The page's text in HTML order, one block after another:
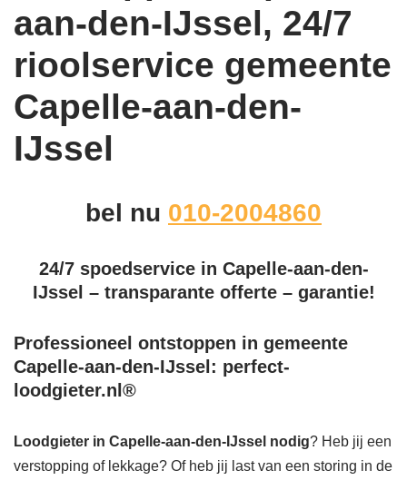
aan-den-IJssel, 24/7
rioolservice gemeente
Capelle-aan-den-
IJssel
bel nu 010-2004860
24/7 spoedservice in Capelle-aan-den-
IJssel – transparante offerte – garantie!
Professioneel ontstoppen in gemeente
Capelle-aan-den-IJssel: perfect-
loodgieter.nl®
Loodgieter in Capelle-aan-den-IJssel nodig? Heb jij een
verstopping of lekkage? Of heb jij last van een storing in de